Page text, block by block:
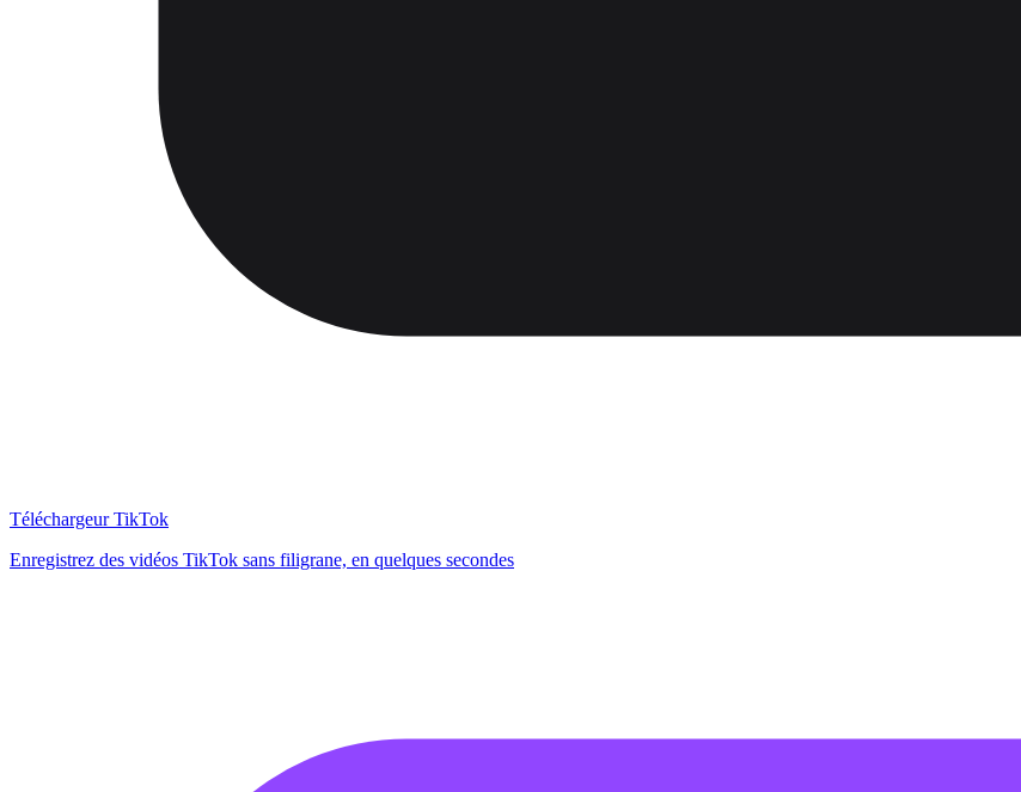
Téléchargeur TikTok
Enregistrez des vidéos TikTok sans filigrane, en quelques secondes